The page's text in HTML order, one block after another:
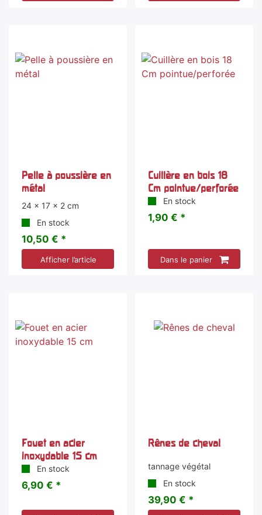
Pelle à poussière en
métal
24 x 17 x 2 cm
En stock
10,50 € *
Afficher l’article
Cuillère en bois 18
Cm pointue/perforée
En stock
1,90 € *
Dans le panier
Fouet en acier
inoxydable 15 cm
En stock
6,90 € *
Rênes de cheval
tannage végétal
En stock
39,90 € *